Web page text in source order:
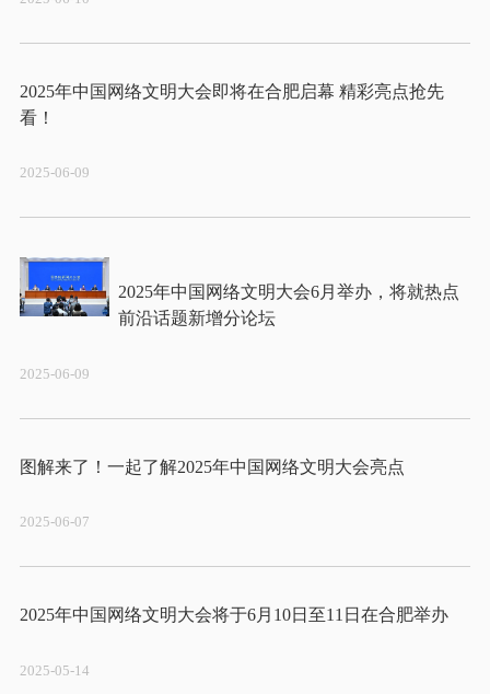
2025年中国网络文明大会即将在合肥启幕 精彩亮点抢先
2025-06-09
2025年中国网络文明大会6月举办，将就热点
2025-06-09
2025-06-07
2025年中国网络文明大会将于6月10日至11日在合肥举办
2025-05-14